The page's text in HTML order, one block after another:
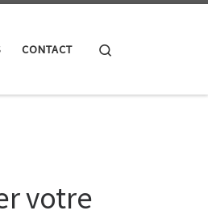
CONTACT
votre